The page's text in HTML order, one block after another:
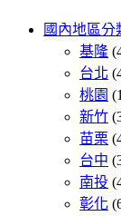
國內地區分
基隆
台北
桃園
新竹
苗栗
台中
南投
彰化